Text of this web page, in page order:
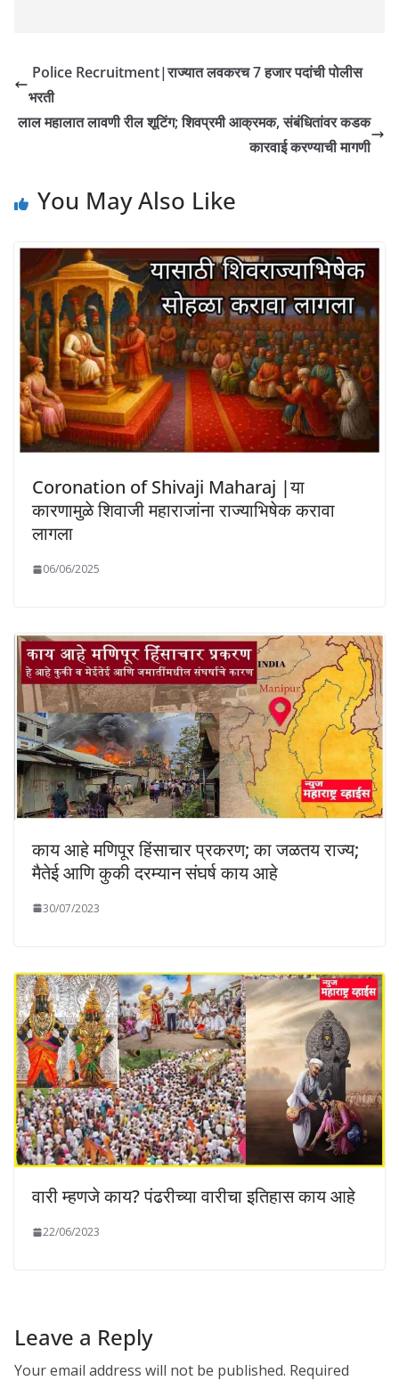
Police Recruitment|राज्यात लवकरच 7 हजार पदांची पोलीस
भरती
लाल महालात लावणी रील शूटिंग; शिवप्रमी आक्रमक, संबंधितांवर कडक
कारवाई करण्याची मागणी
You May Also Like
Coronation of Shivaji Maharaj |या
कारणामुळे शिवाजी महाराजांना राज्याभिषेक करावा
लागला
06/06/2025
काय आहे मणिपूर हिंसाचार प्रकरण; का जळतय राज्य;
मैतेई आणि कुकी दरम्यान संघर्ष काय आहे
30/07/2023
वारी म्हणजे काय? पंढरीच्या वारीचा इतिहास काय आहे
22/06/2023
Leave a Reply
Your email address will not be published. Required